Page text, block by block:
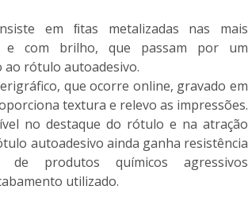
em ﬁtas metalizadas nas mais
e com brilho, que passam por um
ao rótulo autoadesivo.
que ocorre online, gravado em
textura e relevo as impressões.
no destaque do rótulo e na atração
autoadesivo ainda ganha resistência
produtos químicos agressivos
utilizado.